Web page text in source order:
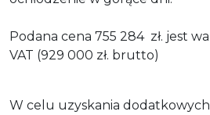
Podana cena 755 284 zł. jest
VAT (929 000 zł. brutto)
W celu uzyskania